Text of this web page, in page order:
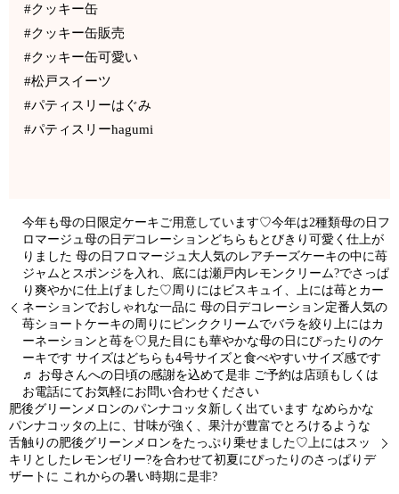
#クッキー缶
#クッキー缶販売
#クッキー缶可愛い
#松戸スイーツ
#パティスリーはぐみ
#パティスリーhagumi
今年も母の日限定ケーキご用意しています♡今年は2種類︎母の日フ
ロマージュ︎︎母の日デコレーション︎どちらもとびきり可愛く仕上が
りました ︎母の日フロマージュ︎大人気のレアチーズケーキの中に苺
ジャムとスポンジを入れ、底には瀬戸内レモンクリーム?でさっぱ
り爽やかに仕上げました♡周りにはビスキュイ、上には苺とカー
ネーションでおしゃれな一品に ︎母の日デコレーション︎定番人気の
苺ショートケーキの周りにピンククリームでバラを絞り上にはカ
ーネーションと苺を♡見た目にも華やかな母の日にぴったりのケ
ーキです サイズはどちらも4号サイズと食べやすいサイズ感です
♬ お母さんへの日頃の感謝を込めて是非 ご予約は店頭もしくは
お電話にてお気軽にお問い合わせください️
肥後グリーンメロンのパンナコッタ新しく出ています なめらかな
パンナコッタの上に、甘味が強く、果汁が豊富でとろけるような
舌触りの肥後グリーンメロンをたっぷり乗せました♡上にはスッ
キリとしたレモンゼリー?を合わせて初夏にぴったりのさっぱりデ
ザートに これからの暑い時期に是非?